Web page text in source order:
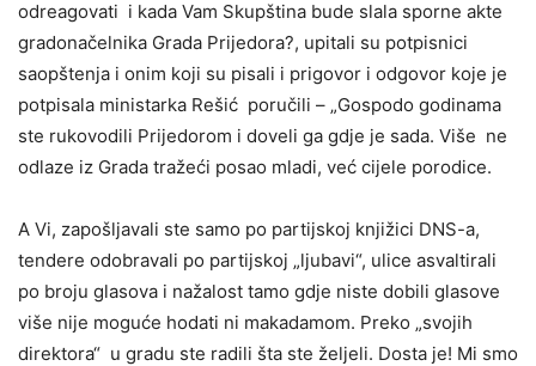
odreagovati i kada Vam Skupština bude slala sporne akte
gradonačelnika Grada Prijedora?, upitali su potpisnici
saopštenja i onim koji su pisali i prigovor i odgovor koje je
potpisala ministarka Rešić poručili – „Gospodo godinama
ste rukovodili Prijedorom i doveli ga gdje je sada. Više ne
odlaze iz Grada tražeći posao mladi, već cijele porodice.
A Vi, zapošljavali ste samo po partijskoj knjižici DNS-a,
tendere odobravali po partijskoj „ljubavi“, ulice asvaltirali
po broju glasova i nažalost tamo gdje niste dobili glasove
više nije moguće hodati ni makadamom. Preko „svojih
direktora“ u gradu ste radili šta ste željeli. Dosta je! Mi smo